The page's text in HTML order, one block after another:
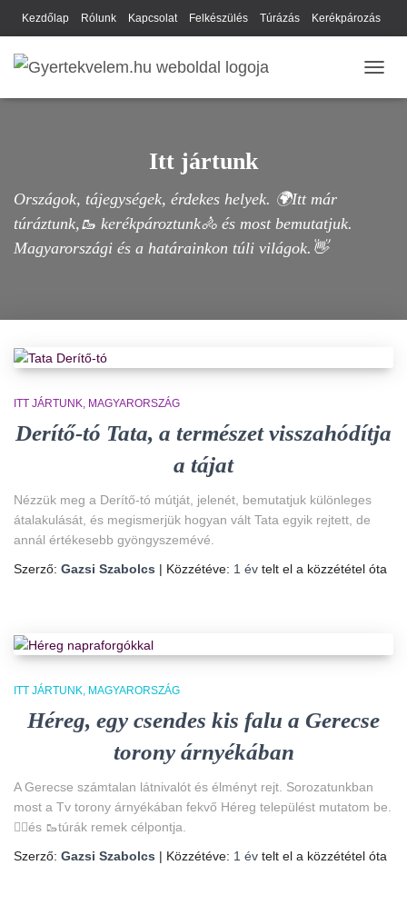
Kezdőlap Rólunk Kapcsolat Felkészülés Túrázás Kerékpározás
Itt jártunk
Országok, tájegységek, érdekes helyek. 🌍Itt már
túráztunk,🥾 kerékpároztunk🚴 és most bemutatjuk.
Magyarországi és a határainkon túli világok.👋
ITT JÁRTUNK MAGYARORSZÁG
Derítő-tó Tata, a természet visszahódítja
a tájat
Nézzük meg a Derítő-tó mútját, jelenét, bemutatjuk különleges
átalakulását, és megismerjük hogyan vált Tata egyik rejtett, de
annál értékesebb gyöngyszemévé.
Szerző: Gazsi Szabolcs | Közzétéve: 1 év telt el a közzététel óta
ITT JÁRTUNK MAGYARORSZÁG
Héreg, egy csendes kis falu a Gerecse
torony árnyékában
A Gerecse számtalan látnivalót és élményt rejt. Sorozatunkban
most a Tv torony árnyékában fekvő Héreg települést mutatom be.
🚴‍♀️és 🥾túrák remek célpontja.
Szerző: Gazsi Szabolcs | Közzétéve: 1 év telt el a közzététel óta